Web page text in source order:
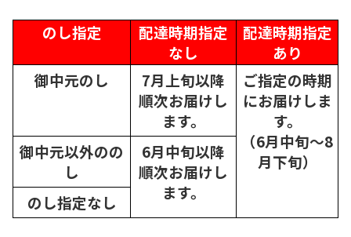
のし指定
配達時期指定
なし
配達時期指定
あり
御中元のし
7月上旬以降
順次お届けし
ます。
ご指定の時期
にお届けしま
す。
（6月中旬～8
月下旬）
御中元以外のの
し
6月中旬以降
順次お届けし
ます。
のし指定なし